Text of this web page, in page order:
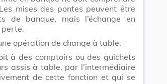
mises des pontes peuvent être
de banque, mais l’échange en
opération de change à table.
à des comptoirs ou des guichets
assis à table, par l’intermédiaire
de cette fonction et qui se